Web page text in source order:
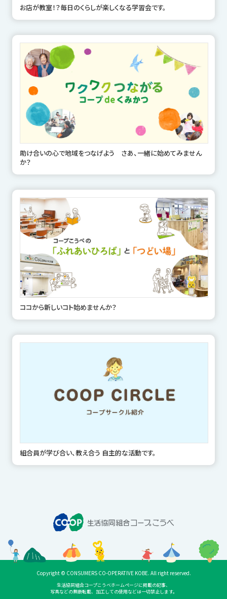
お店が教室！？毎日のくらしが楽しくなる学習会です。
助け合いの心で地域をつなげよう さあ、一緒に始めてみません
か？
ココから新しいコト始めませんか？
組合員が学び合い、教え合う 自主的な活動です。
Copyright © CONSUMERS CO-OPERATIVE KOBE. All right reserved.
生活協同組合コープこうべホームページに掲載の記事、
写真などの無断転載、加工しての使用などは一切禁止します。